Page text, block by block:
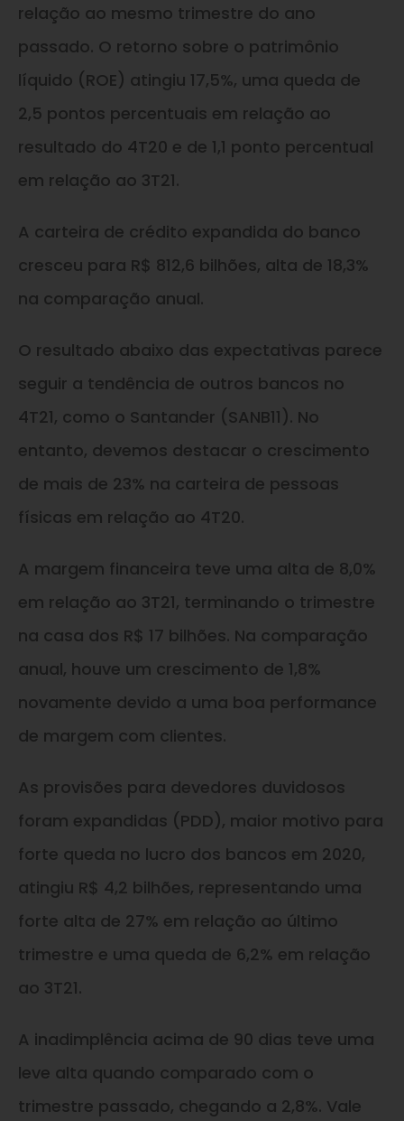
relação ao mesmo trimestre do ano
passado. O retorno sobre o patrimônio
líquido (ROE) atingiu 17,5%, uma queda de
2,5 pontos percentuais em relação ao
resultado do 4T20 e de 1,1 ponto percentual
em relação ao 3T21.
A carteira de crédito expandida do banco
cresceu para R$ 812,6 bilhões, alta de 18,3%
na comparação anual.
O resultado abaixo das expectativas parece
seguir a tendência de outros bancos no
4T21, como o Santander (SANB11). No
entanto, devemos destacar o crescimento
de mais de 23% na carteira de pessoas
físicas em relação ao 4T20.
A margem financeira teve uma alta de 8,0%
em relação ao 3T21, terminando o trimestre
na casa dos R$ 17 bilhões. Na comparação
anual, houve um crescimento de 1,8%
novamente devido a uma boa performance
de margem com clientes.
As provisões para devedores duvidosos
foram expandidas (PDD), maior motivo para
forte queda no lucro dos bancos em 2020,
atingiu R$ 4,2 bilhões, representando uma
forte alta de 27% em relação ao último
trimestre e uma queda de 6,2% em relação
ao 3T21.
A inadimplência acima de 90 dias teve uma
leve alta quando comparado com o
trimestre passado, chegando a 2,8%. Vale